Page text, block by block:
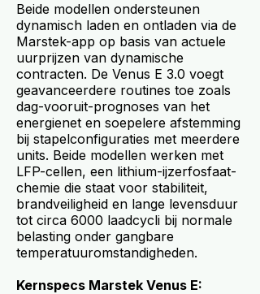
Beide modellen ondersteunen
dynamisch laden en ontladen via de
Marstek-app op basis van actuele
uurprijzen van dynamische
contracten. De Venus E 3.0 voegt
geavanceerdere routines toe zoals
dag-vooruit-prognoses van het
energienet en soepelere afstemming
bij stapelconfiguraties met meerdere
units. Beide modellen werken met
LFP-cellen, een lithium-ijzerfosfaat-
chemie die staat voor stabiliteit,
brandveiligheid en lange levensduur
tot circa 6000 laadcycli bij normale
belasting onder gangbare
temperatuuromstandigheden.
Kernspecs Marstek Venus E: